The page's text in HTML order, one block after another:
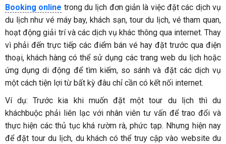
Booking online trong du lịch đơn giản là việc đặt các dịch vụ
du lịch như vé máy bay, khách sạn, tour du lịch, vé tham quan,
hoạt động giải trí và các dịch vụ khác thông qua internet. Thay
vì phải đến trực tiếp các điểm bán vé hay đặt trước qua điện
thoại, khách hàng có thể sử dụng các trang web du lịch hoặc
ứng dụng di động để tìm kiếm, so sánh và đặt các dịch vụ
một cách tiện lợi từ bất kỳ đâu chỉ cần có kết nối internet.
Ví dụ: Trước kia khi muốn đặt một tour du lịch thì du
kháchbuộc phải liên lạc với nhân viên tư vấn để trao đổi và
thực hiện các thủ tục khá rườm rà, phức tạp. Nhưng hiện nay
để đặt tour du lịch, du khách có thể truy cập vào website du